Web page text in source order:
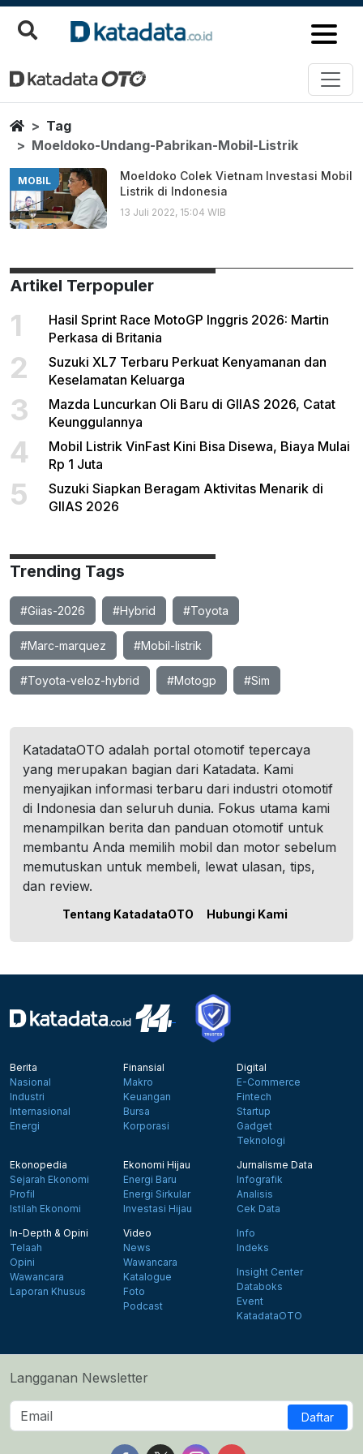
Moeldoko Undang Pabrikan
Berita Terbaru
HomeTag
Moeldoko-Undang-Pabrikan-Mobil-Listrik
MOBIL
Moeldoko Colek Vietnam Investasi Mobil
Listrik di Indonesia
13 Juli 2022, 15:04 WIB
Artikel Terpopuler
1
Hasil Sprint Race MotoGP Inggris 2026: Martin
Perkasa di Britania
2
Suzuki XL7 Terbaru Perkuat Kenyamanan dan
Keselamatan Keluarga
3
Mazda Luncurkan Oli Baru di GIIAS 2026, Catat
Keunggulannya
4
Mobil Listrik VinFast Kini Bisa Disewa, Biaya Mulai
Rp 1 Juta
5
Suzuki Siapkan Beragam Aktivitas Menarik di
GIIAS 2026
Trending Tags
#Giias-2026 #Hybrid #Toyota
#Marc-marquez #Mobil-listrik
#Toyota-veloz-hybrid #Motogp #Sim
KatadataOTO adalah portal otomotif tepercaya
yang merupakan bagian dari Katadata. Kami
menyajikan informasi terbaru dari industri otomotif
di Indonesia dan seluruh dunia. Fokus utama kami
menampilkan berita dan panduan otomotif untuk
membantu Anda memilih mobil dan motor sebelum
memutuskan untuk membeli, lewat ulasan, tips,
dan review.
Tentang KatadataOTO Hubungi Kami
Berita
Nasional
Industri
Internasional
Energi
Finansial
Makro
Keuangan
Bursa
Korporasi
Digital
E-Commerce
Fintech
Startup
Gadget
Teknologi
Ekonopedia
Sejarah Ekonomi
Profil
Istilah Ekonomi
Ekonomi Hijau
Energi Baru
Energi Sirkular
Investasi Hijau
Jurnalisme Data
Infografik
Analisis
Cek Data
In-Depth & Opini
Telaah
Opini
Wawancara
Laporan Khusus
Video
News
Wawancara
Katalogue
Foto
Podcast
Info
Indeks
Insight Center
Databoks
Event
KatadataOTO
Langganan Newsletter
Daftar